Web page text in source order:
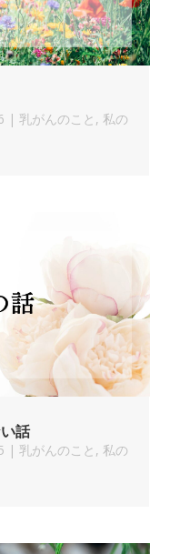
| 乳がんのこと , 私の
話
| 乳がんのこと , 私の